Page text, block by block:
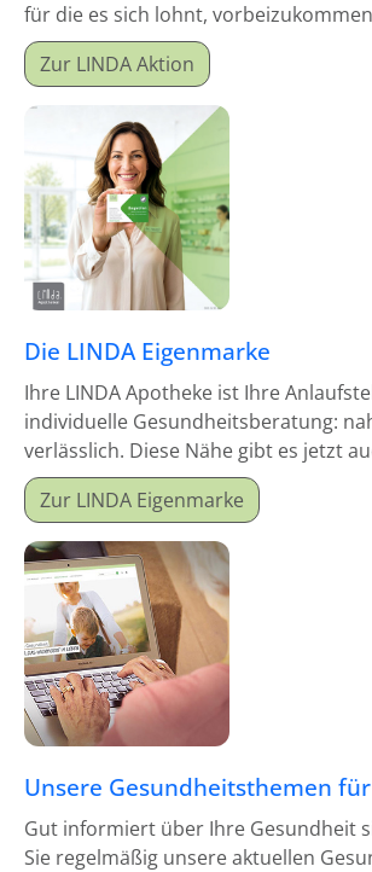
für die es sich lohnt,
Zur LINDA Aktion
Die LINDA Eigenmarke
Ihre LINDA Apotheke ist Ihre
individuelle Gesundheitsberatung:
verlässlich. Diese Nähe gibt es jetzt
Hausapotheke!
Zur LINDA Eigenmarke
Unsere Gesundheitsthemen für
Gut informiert über Ihre Gesundheit
Sie regelmäßig unsere aktuellen